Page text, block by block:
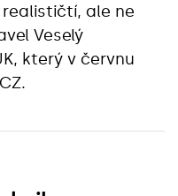
ale ne
Veselý
který v červnu